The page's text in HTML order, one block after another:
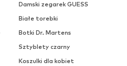
Damski zegarek GUESS
Białe torebki
Botki Dr. Martens
Sztyblety czarny
Koszulki dla kobiet